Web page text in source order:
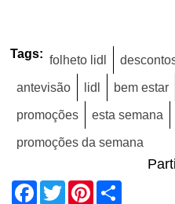
Tags: folheto lidl
antevisão lidl bem estar
promoções esta semana
promoções da semana
Facebook
TwitterPinterest